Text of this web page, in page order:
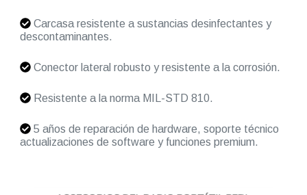
Carcasa resistente a sustancias desinfectantes y
descontaminantes.
Conector lateral robusto y resistente a la corrosión.
Resistente a la norma MIL-STD 810.
5 años de reparación de hardware, soporte técnico
actualizaciones de software y funciones premium.